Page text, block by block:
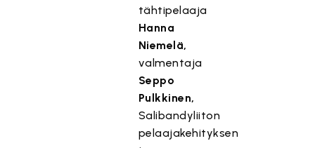
tähtipelaaja
Hanna
Niemelä,
valmentaja
Seppo
Pulkkinen,
Salibandyliiton
pelaajakehityksen